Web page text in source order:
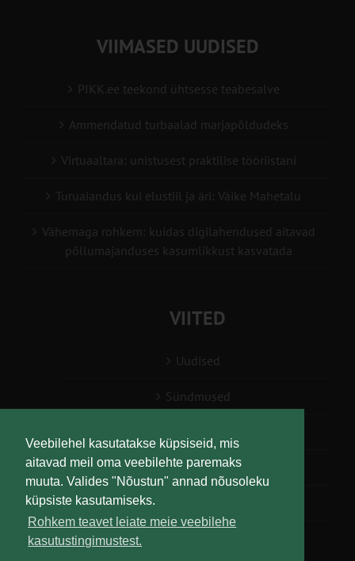
Veebilehel kasutatakse küpsiseid, mis
aitavad meil oma veebilehte paremaks
muuta. Valides "Nõustun" annad nõusoleku
küpsiste kasutamiseks.
Rohkem teavet leiate meie veebilehe
kasutustingimustest.
VIIMASED UUDISED
PIKK.ee teekond ühtsesse teabesalve
Ammendatud turbaalad marjapõldudeks
Virtuaaltara: unistusest praktilise tööriistani
Turuaiandus kui elustiil ja äri: Väike Mahetalu
Vähemaga rohkem: kuidas digilahendused aitavad
põllumajanduses kasumlikkust kasvatada
VIITED
Uudised
Sündmused
Teabesalv
Liitu uudiskirjaga